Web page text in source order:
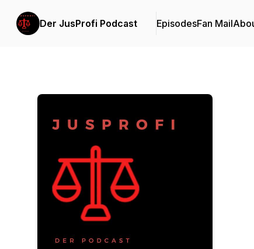
Der JusProfi Podcast EpisodesFan Mail